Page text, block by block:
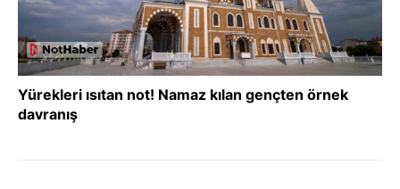
Yürekleri ısıtan not! Namaz kılan gençten örnek
davranış